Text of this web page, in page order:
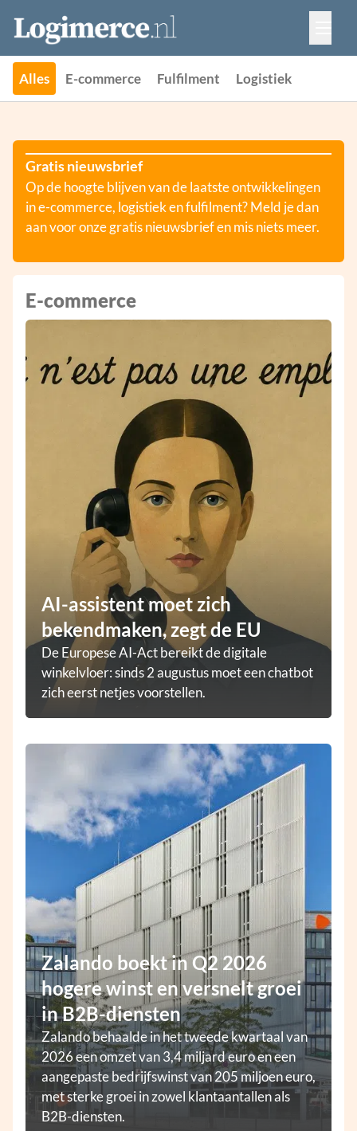
Vacatures
Events
Adverteren
Partners
Alles E-commerce Fulfilment Logistiek
Gratis nieuwsbrief
Op de hoogte blijven van de laatste ontwikkelingen
in e-commerce, logistiek en fulfilment? Meld je dan
aan voor onze gratis nieuwsbrief en mis niets meer.
E-commerce
AI-assistent moet zich
bekendmaken, zegt de EU
De Europese AI-Act bereikt de digitale
winkelvloer: sinds 2 augustus moet een chatbot
zich eerst netjes voorstellen.
Zalando boekt in Q2 2026
hogere winst en versnelt groei
in B2B-diensten
Zalando behaalde in het tweede kwartaal van
2026 een omzet van 3,4 miljard euro en een
aangepaste bedrijfswinst van 205 miljoen euro,
met sterke groei in zowel klantaantallen als
B2B-diensten.